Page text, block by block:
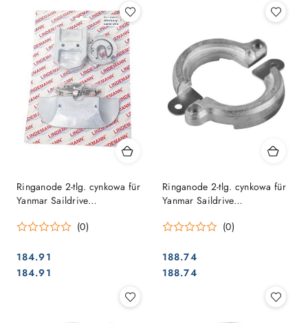
Ringanode 2-tlg. cynkowa für
Yanmar Saildrive
(0)
Cena:
184.91
Cena:
184.91
Ringanode 2-tlg. cynkowa für
Yanmar Saildrive
(0)
Cena:
188.74
Cena:
188.74